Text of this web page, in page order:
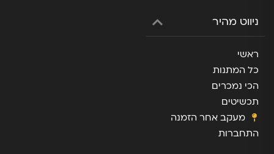
ניווט מהיר
ראשי
כל המתנות
הכי נמכרים
תכשיטים
מעקב אחר הזמנה
התחברות